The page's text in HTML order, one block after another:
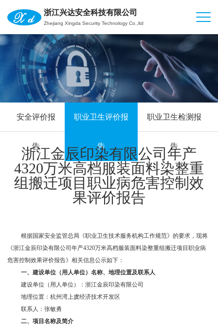
浙江兴达安全科技有限公司
Zhejiang Xingda Security Technology Co.,ltd
安全评价报
告
职业卫生评价报
告
职业卫生检测报
告
浙江金辰印染有限公司年产
4320万米高档服装面料染整重
组搬迁项目职业病危害控制效
果评价报告
根据国家安全监管总局《职业卫生技术服务机构工作规范》的要求，现将
《浙江金辰印染有限公司年产4320万米高档服装面料染整重组搬迁项目职业病
危害控制效果评价报告》 相关信息公示如下：
一、 建设单位（用人单位）名称、地理位置及联系人
建设单位（用人单位）： 浙江金辰印染有限公司
地理位置：杭州湾上虞经济技术开发区
联系人：张敏勇
二、 项目名称及简介